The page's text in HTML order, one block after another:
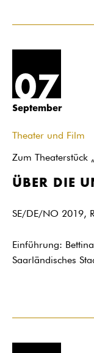
07
September
Theater und Film
Zum Theaterstück
ÜBER DIE
SE/DE/NO 2019,
Einführung:
Saarländisches